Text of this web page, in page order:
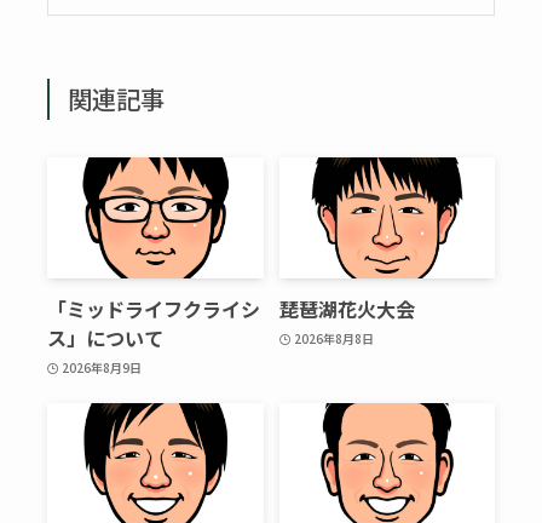
関連記事
「ミッドライフクライシ
ス」について
2026年8月9日
琵琶湖花火大会
2026年8月8日